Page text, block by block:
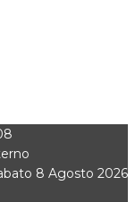
8 Agosto 2026